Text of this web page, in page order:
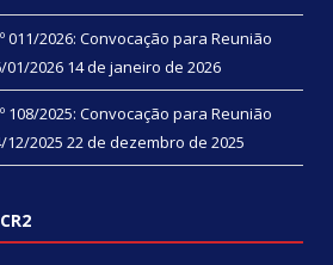
011/2026: Convocação para Reunião
01/2026 14 de janeiro de 2026
108/2025: Convocação para Reunião
2025 22 de dezembro de 2025